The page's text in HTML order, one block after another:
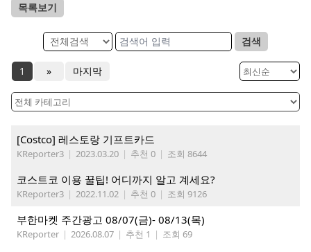
목록보기
검색
1 » 마지막
[Costco] 레스토랑 기프트카드
KReporter3 | 2023.03.20 | 추천 0 | 조회 8644
코스트코 이용 꿀팁! 어디까지 알고 계세요?
KReporter3 | 2022.11.02 | 추천 0 | 조회 9126
부한마켓 주간광고 08/07(금)- 08/13(목)
KReporter | 2026.08.07 | 추천 1 | 조회 69